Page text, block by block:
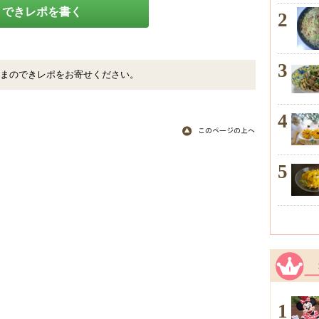
できレポを書く
のできレポをお寄せください。
2
3
4
5
1